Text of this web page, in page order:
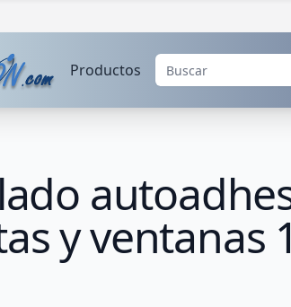
Productos
y ventanas